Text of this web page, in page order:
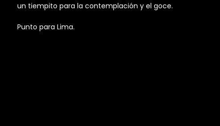
un tiempito para la contemplación y el goce.
Punto para Lima.